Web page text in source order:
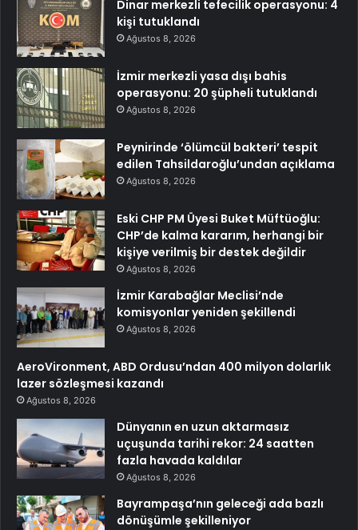
Dinar merkezli tefecilik operasyonu: 4
kişi tutuklandı
Ağustos 8, 2026
İzmir merkezli yasa dışı bahis
operasyonu: 20 şüpheli tutuklandı
Ağustos 8, 2026
Peynirinde ‘ölümcül bakteri’ tespit
edilen Tahsildaroğlu’undan açıklama
Ağustos 8, 2026
Eski CHP PM Üyesi Buket Müftüoğlu:
CHP’de kalma kararım, herhangi bir
kişiye verilmiş bir destek değildir
Ağustos 8, 2026
İzmir Karabağlar Meclisi’nde
komisyonlar yeniden şekillendi
Ağustos 8, 2026
AeroVironment, ABD Ordusu’ndan 400 milyon dolarlık
lazer sözleşmesi kazandı
Ağustos 8, 2026
Dünyanın en uzun aktarmasız
uçuşunda tarihi rekor: 24 saatten
fazla havada kaldılar
Ağustos 8, 2026
Bayrampaşa’nın geleceği ada bazlı
dönüşümle şekilleniyor